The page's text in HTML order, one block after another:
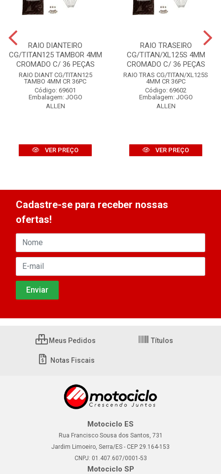
RAIO DIANTEIRO
CG/TITAN125 TAMBOR 4MM
CROMADO C/ 36 PEÇAS
RAIO DIANT CG/TITAN125
TAMBO 4MM CR 36PC
Código: 69601
Embalagem: JOGO
ALLEN
VER PREÇO
RAIO TRASEIRO
CG/TITAN/XL125S 4MM
CROMADO C/ 36 PEÇAS
RAIO TRAS CG/TITAN/XL125S
4MM CR 36PC
Código: 69602
Embalagem: JOGO
ALLEN
VER PREÇO
Cadastre-se para receber nossas
ofertas!
Meus Pedidos Títulos
Notas Fiscais
Motociclo ES
Rua Francisco Sousa dos Santos, 731
Jardim Limoeiro, Serra/ES - CEP 29.164-153
CNPJ: 01.407.607/0001-53
Motociclo SP